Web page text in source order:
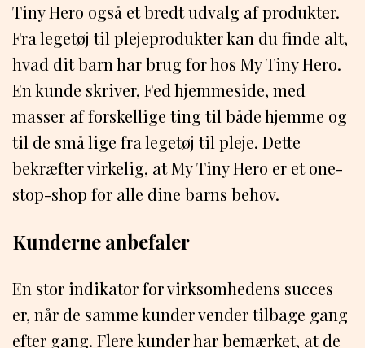
Tiny Hero også et bredt udvalg af produkter.
Fra legetøj til plejeprodukter kan du finde alt,
hvad dit barn har brug for hos My Tiny Hero.
En kunde skriver, Fed hjemmeside, med
masser af forskellige ting til både hjemme og
til de små lige fra legetøj til pleje. Dette
bekræfter virkelig, at My Tiny Hero er et one-
stop-shop for alle dine barns behov.
Kunderne anbefaler
En stor indikator for virksomhedens succes
er, når de samme kunder vender tilbage gang
efter gang. Flere kunder har bemærket, at de